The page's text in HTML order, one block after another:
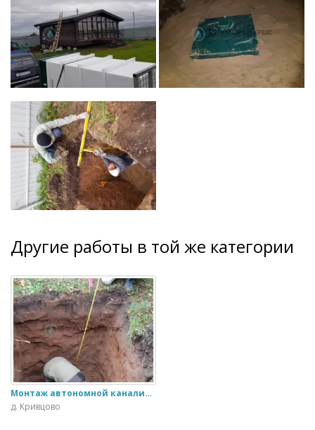
Другие работы в той же категории
Монтаж автономной канализации Астра 6
д. Кривцово